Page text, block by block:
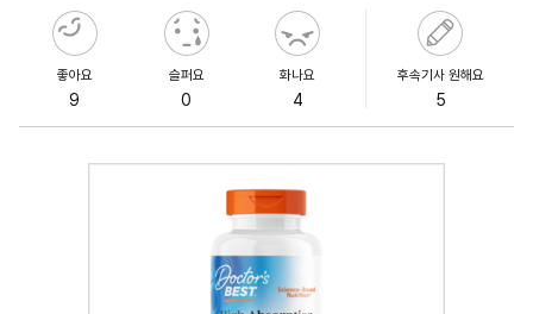
좋아요
9
슬퍼요
0
화나요
4
후속기사 원해요
5